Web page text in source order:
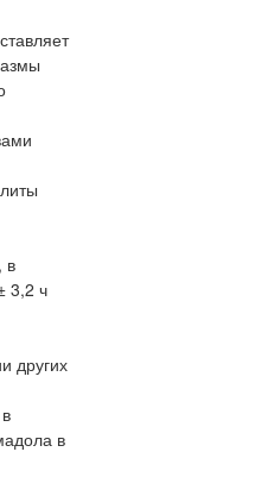
в
3,2 ч
других
в